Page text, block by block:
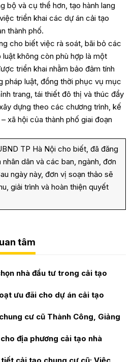
bộ và cụ thể hơn, tạo hành lang
triển khai các dự án cải tạo
thành phố.
cho biết việc rà soát, bãi bỏ các
luật không còn phù hợp là một
triển khai nhằm bảo đảm tính
pháp luật, đồng thời phục vụ mục
trang, tái thiết đô thị và thúc đẩy
dựng theo các chương trình, kế
xã hội của thành phố giai đoạn
TP Hà Nội cho biết, đã đăng
dân và các ban, ngành, đơn
ngày này, đơn vị soạn thảo sẽ
giải trình và hoàn thiện quyết
tâm
nhà đầu tư trong cải tạo
ưu đãi cho dự án cải tạo
cư cũ Thành Công, Giảng
địa phương cải tạo nhà